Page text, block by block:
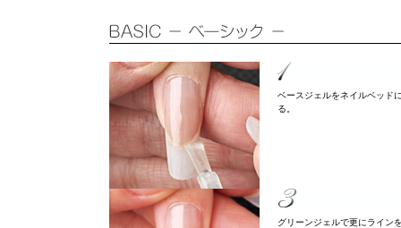
ベースジェルをネイルベッド
る。
グリーンジェルで更にライン